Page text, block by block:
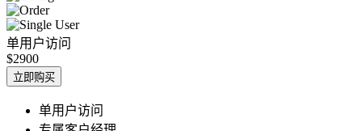
单用户访问
$2900
立即购买
单用户访问